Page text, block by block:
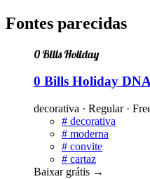
Fontes parecidas
0 Bills Holiday
0 Bills Holiday
decorativa · Regular ·
# decorativa
# moderna
# convite
# cartaz
Baixar grátis →